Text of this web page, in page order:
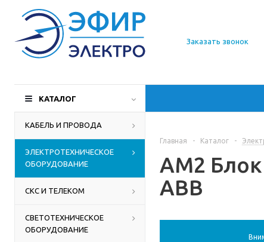
О компании
Доставка
Производители
Контакты
Заказать звонок
КАТАЛОГ
КАБЕЛЬ И ПРОВОДА
ЭЛЕКТРОТЕХНИЧЕСКОЕ
ОБОРУДОВАНИЕ
СКС И ТЕЛЕКОМ
СВЕТОТЕХНИЧЕСКОЕ
ОБОРУДОВАНИЕ
Главная - Каталог -
AM2
ABB